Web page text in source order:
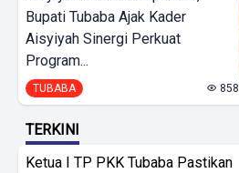
Bupati Tubaba Ajak Kader
Aisyiyah Sinergi Perkuat
Program...
TUBABA 858
TERKINI
Ketua I TP PKK Tubaba Pastikan